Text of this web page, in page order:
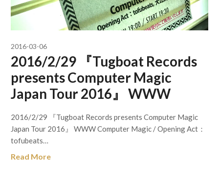
2016-03-06
2016/2/29 『Tugboat Records
presents Computer Magic
Japan Tour 2016』 WWW
2016/2/29 『Tugboat Records presents Computer Magic
Japan Tour 2016』 WWW Computer Magic / Opening Act：
tofubeats…
Read More